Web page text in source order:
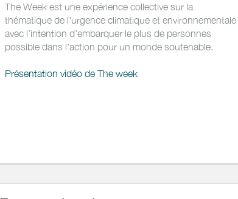
The Week est une expérience collective sur la
thématique de l'urgence climatique et environnementale
avec l’intention d'embarquer le plus de personnes
possible dans l'action pour un monde soutenable.
Présentation vidéo de The week